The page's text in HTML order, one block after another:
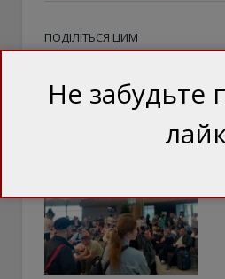
ПОДІЛІТЬСЯ ЦИМ
Не забудьте